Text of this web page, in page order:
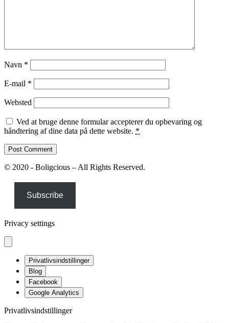
Navn *
E-mail *
Websted
Ved at bruge denne formular accepterer du opbevaring og
håndtering af dine data på dette website. *
© 2020 - Boligcious – All Rights Reserved.
Subscribe
Privacy settings
Privatlivsindstillinger
Blog
Facebook
Google Analytics
Privatlivsindstillinger